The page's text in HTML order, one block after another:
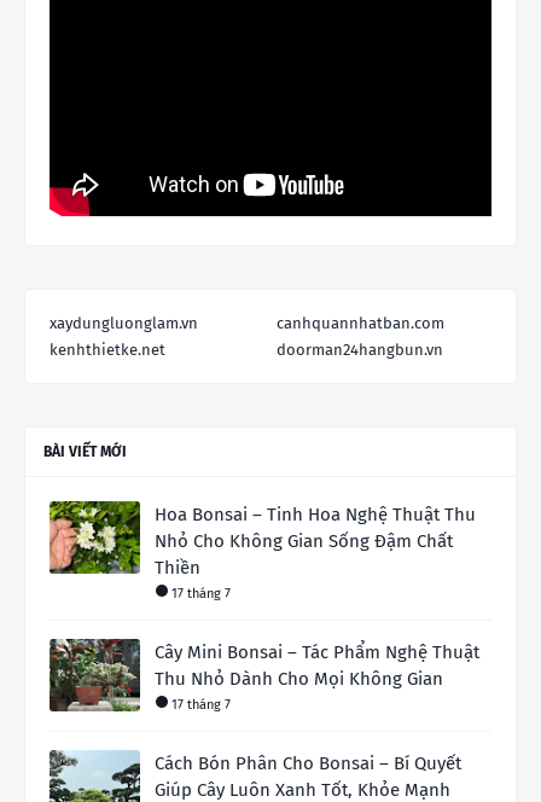
xaydungluonglam.vn
canhquannhatban.com
kenhthietke.net
doorman24hangbun.vn
BÀI VIẾT MỚI
Hoa Bonsai – Tinh Hoa Nghệ Thuật Thu
Nhỏ Cho Không Gian Sống Đậm Chất
Thiền
17 tháng 7
Cây Mini Bonsai – Tác Phẩm Nghệ Thuật
Thu Nhỏ Dành Cho Mọi Không Gian
17 tháng 7
Cách Bón Phân Cho Bonsai – Bí Quyết
Giúp Cây Luôn Xanh Tốt, Khỏe Mạnh